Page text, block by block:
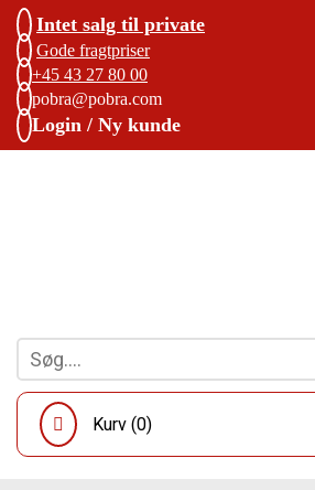
Intet salg til private
Gode fragtpriser
+45 43 27 80 00
pobra@pobra.com
Login / Ny kunde
Kurv (0)